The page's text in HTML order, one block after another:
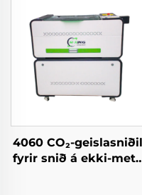
4060 CO₂-
fyrir snið á ekki-